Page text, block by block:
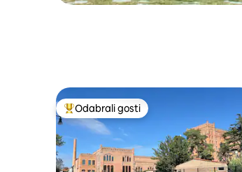
Među najviše rangiranima s oznakom
Odabrali gosti